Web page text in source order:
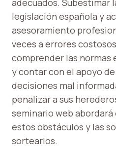
adecuados. Subestimar
legislación española y
asesoramiento
veces a errores
comprender las normas
y contar con el apoyo
decisiones mal
penalizar a sus
seminario web
estos obstáculos y las
sortearlos.